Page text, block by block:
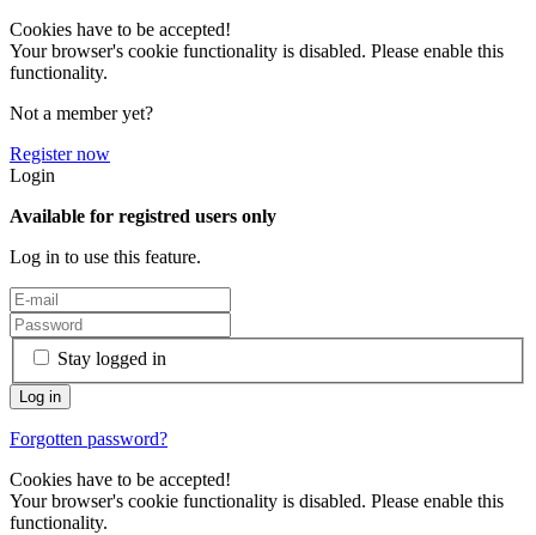
Cookies have to be accepted!
Your browser's cookie functionality is disabled. Please enable this
functionality.
Not a member yet?
Register now
Login
Available for registred users only
Log in to use this feature.
Stay logged in
Forgotten password?
Cookies have to be accepted!
Your browser's cookie functionality is disabled. Please enable this
functionality.